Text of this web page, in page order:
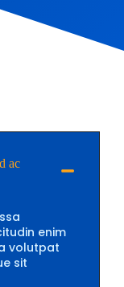
ac
enim
volutpat
sit